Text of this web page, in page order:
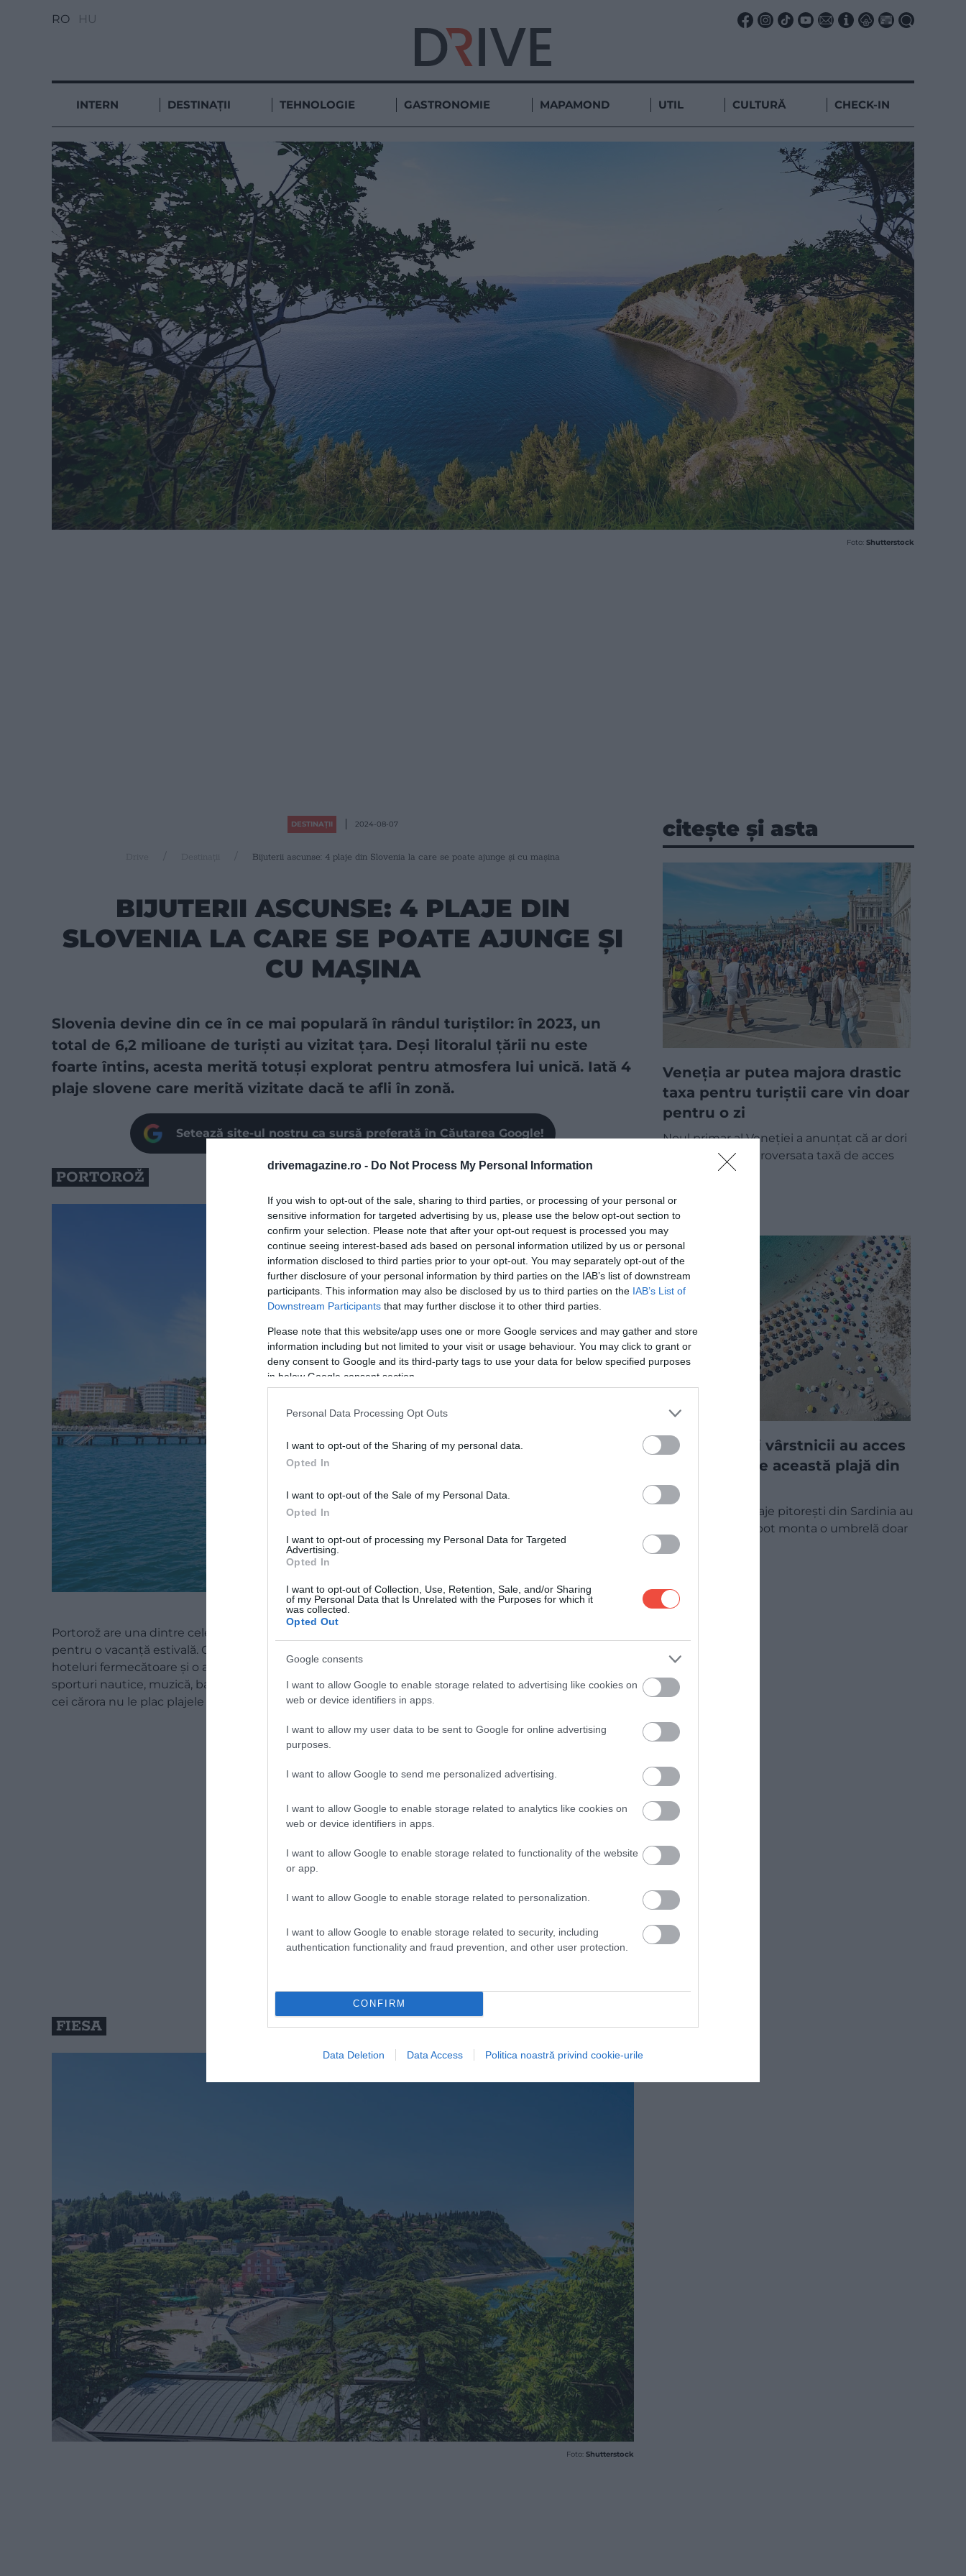
drivemagazine.ro - Do Not Process My Personal Information
If you wish to opt-out of the sale, sharing to third parties, or processing of your personal or
sensitive information for targeted advertising by us, please use the below opt-out section to
confirm your selection. Please note that after your opt-out request is processed you may
continue seeing interest-based ads based on personal information utilized by us or personal
information disclosed to third parties prior to your opt-out. You may separately opt-out of the
further disclosure of your personal information by third parties on the IAB’s list of downstream
participants. This information may also be disclosed by us to third parties on the IAB’s List of
Downstream Participants that may further disclose it to other third parties.
Please note that this website/app uses one or more Google services and may gather and store
information including but not limited to your visit or usage behaviour. You may click to grant or
deny consent to Google and its third-party tags to use your data for below specified purposes
in below Google consent section.
Personal Data Processing Opt Outs
I want to opt-out of the Sharing of my personal data.
Opted In
I want to opt-out of the Sale of my Personal Data.
Opted In
I want to opt-out of processing my Personal Data for Targeted
Advertising.
Opted In
I want to opt-out of Collection, Use, Retention, Sale, and/or Sharing
of my Personal Data that Is Unrelated with the Purposes for which it
was collected.
Opted Out
Google consents
I want to allow Google to enable storage related to advertising like cookies on
web or device identifiers in apps.
I want to allow my user data to be sent to Google for online advertising
purposes.
I want to allow Google to send me personalized advertising.
I want to allow Google to enable storage related to analytics like cookies on
web or device identifiers in apps.
I want to allow Google to enable storage related to functionality of the website
or app.
I want to allow Google to enable storage related to personalization.
I want to allow Google to enable storage related to security, including
authentication functionality and fraud prevention, and other user protection.
CONFIRM
Data Deletion Data Access Politica noastră privind cookie-urile
RO HU
INTERN DESTINAȚII TEHNOLOGIE GASTRONOMIE MAPAMOND UTIL CULTURĂ CHECK-IN
Foto: Shutterstock
DESTINAȚII 2024-08-07
Drive Bijuterii ascunse: 4 plaje din Slovenia la care se poate ajunge și cu mașina
BIJUTERII ASCUNSE: 4 PLAJE DIN
SLOVENIA LA CARE SE POATE AJUNGE ȘI
CU MAȘINA
Slovenia devine din ce în ce mai populară în rândul turiștilor: în 2023, un
total de 6,2 milioane de turiști au vizitat țara. Deși litoralul țării nu este
foarte întins, acesta merită totuși explorat pentru atmosfera lui unică. Iată 4
plaje slovene care merită vizitate dacă te afli în zonă.
Setează site-ul nostru ca sursă preferată în Căutarea Google!
PORTOROŽ
Foto: Shutterstock
Portorož are una dintre cele mai frumoase plaje din Slovenia, ceea ce o face o alegere excelentă
pentru o vacanță estivală. Cu o populație de puțin sub 3.000 de locuitori, Portorož se mândrește cu
hoteluri fermecătoare și o atmosferă sofisticată de neegalat, iar plaja nu este niciodată plictisitoare:
sporturi nautice, muzică, baruri pe plajă și o mare varietate de activități îi așteaptă pe turiști. Pentru
cei cărora nu le plac plajele cu pietriș, există și zone nisipoase.
FIESA
Foto: Shutterstock
citește și asta
Veneția ar putea majora drastic
taxa pentru turiștii care vin doar
pentru o zi
Noul primar al Veneției a anunțat că ar dori
să majoreze controversata taxă de acces
plătită de…
DESTINAȚII
Doar copiii și vârstnicii au acces
la umbrele pe această plajă din
Italia
Vizitatorii unei plaje pitorești din Sardinia au
fost anunțați că pot monta o umbrelă doar
dacă…